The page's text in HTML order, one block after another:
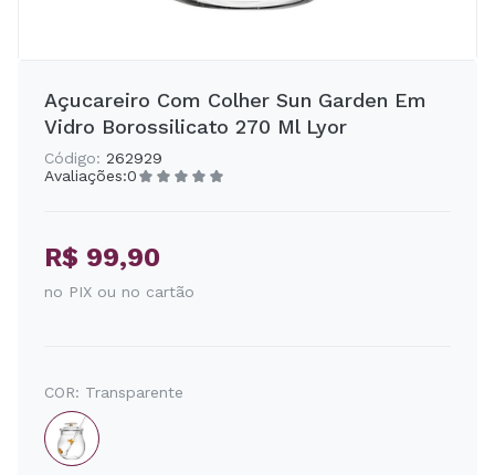
Açucareiro Com Colher Sun Garden Em
Vidro Borossilicato 270 Ml Lyor
Código: 262929
Avaliações:0
R$ 99,90
no PIX ou no cartão
COR: Transparente